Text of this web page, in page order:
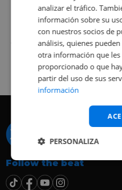
me dio más confianza
buenas (y tantas)
Realmente la
buena, Carolina ha sido
y profesional.
queda el coche, pero no
recomendar el buen
hasta el último
Judit Sorribes
Follow the beat
analizar el tráfico.
información sobre su
con nuestros socios de
análisis, quienes
otra información que les
proporcionado o que
partir del uso de sus
información
PERSONALIZA